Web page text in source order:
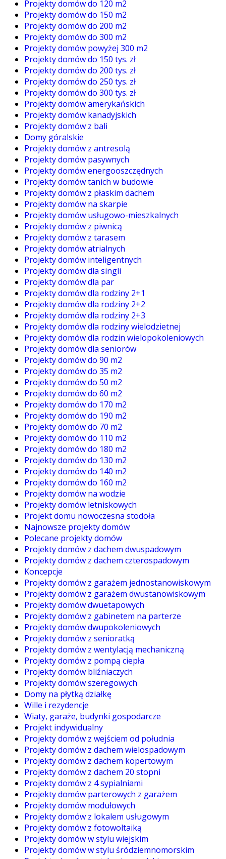
Projekty domów do 120 m2
Projekty domów do 150 m2
Projekty domów do 200 m2
Projekty domów do 300 m2
Projekty domów powyżej 300 m2
Projekty domów do 150 tys. zł
Projekty domów do 200 tys. zł
Projekty domów do 250 tys. zł
Projekty domów do 300 tys. zł
Projekty domów amerykańskich
Projekty domów kanadyjskich
Projekty domów z bali
Domy góralskie
Projekty domów z antresolą
Projekty domów pasywnych
Projekty domów energooszczędnych
Projekty domów tanich w budowie
Projekty domów z płaskim dachem
Projekty domów na skarpie
Projekty domów usługowo-mieszkalnych
Projekty domów z piwnicą
Projekty domów z tarasem
Projekty domów atrialnych
Projekty domów inteligentnych
Projekty domów dla singli
Projekty domów dla par
Projekty domów dla rodziny 2+1
Projekty domów dla rodziny 2+2
Projekty domów dla rodziny 2+3
Projekty domów dla rodziny wielodzietnej
Projekty domów dla rodzin wielopokoleniowych
Projekty domów dla seniorów
Projekty domów do 90 m2
Projekty domów do 35 m2
Projekty domów do 50 m2
Projekty domów do 60 m2
Projekty domów do 170 m2
Projekty domów do 190 m2
Projekty domów do 70 m2
Projekty domów do 110 m2
Projekty domów do 180 m2
Projekty domów do 130 m2
Projekty domów do 140 m2
Projekty domów do 160 m2
Projekty domów na wodzie
Projekty domów letniskowych
Projekt domu nowoczesna stodoła
Najnowsze projekty domów
Polecane projekty domów
Projekty domów z dachem dwuspadowym
Projekty domów z dachem czterospadowym
Koncepcje
Projekty domów z garażem jednostanowiskowym
Projekty domów z garażem dwustanowiskowym
Projekty domów dwuetapowych
Projekty domów z gabinetem na parterze
Projekty domów dwupokoleniowych
Projekty domów z senioratką
Projekty domów z wentylacją mechaniczną
Projekty domów z pompą ciepła
Projekty domów bliźniaczych
Projekty domów szeregowych
Domy na płytką działkę
Wille i rezydencje
Wiaty, garaże, budynki gospodarcze
Projekt indywidualny
Projekty domów z wejściem od południa
Projekty domów z dachem wielospadowym
Projekty domów z dachem kopertowym
Projekty domów z dachem 20 stopni
Projekty domów z 4 sypialniami
Projekty domów parterowych z garażem
Projekty domów modułowych
Projekty domów z lokalem usługowym
Projekty domów z fotowoltaiką
Projekty domów w stylu wiejskim
Projekty domów w stylu śródziemnomorskim